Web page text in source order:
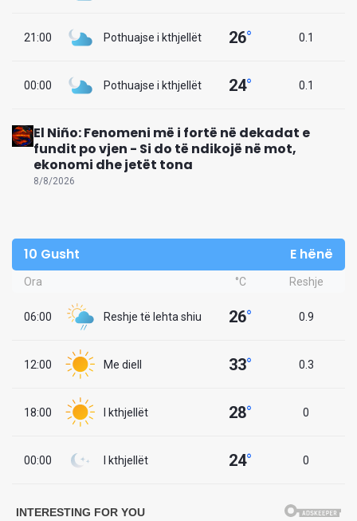
21:00 Pothuajse i kthjellët 26° 0.1
00:00 Pothuajse i kthjellët 24° 0.1
El Niño: Fenomeni më i fortë në dekadat e
fundit po vjen - Si do të ndikojë në mot,
ekonomi dhe jetët tona
8/8/2026
10 Gusht E hënë
Ora °C Reshje
06:00 Reshje të lehta shiu 26° 0.9
12:00 Me diell 33° 0.3
18:00 I kthjellët 28° 0
00:00 I kthjellët 24° 0